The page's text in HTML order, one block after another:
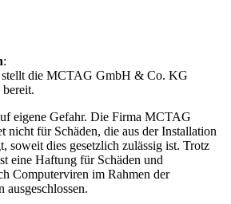
:
die MCTAG GmbH & Co. KG
eigene Gefahr. Die Firma MCTAG
für Schäden, die aus der Installation
soweit dies gesetzlich zulässig ist. Trotz
eine Haftung für Schäden und
Computerviren im Rahmen der
ausgeschlossen.